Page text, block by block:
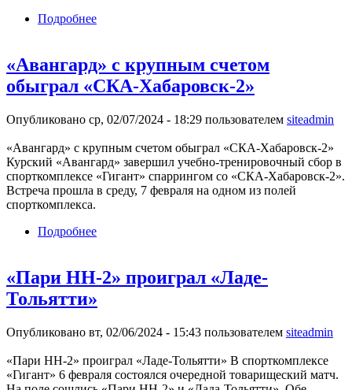
Подробнее
«Авангард» с крупным счетом
обыграл «СКА-Хабаровск-2»
Опубликовано ср, 02/07/2024 - 18:29 пользователем siteadmin
«Авангард» с крупным счетом обыграл «СКА-Хабаровск-2»
Курский «Авангард» завершил учебно-тренировочный сбор в
спорткомплексе «Гигант» спаррингом со «СКА-Хабаровск-2».
Встреча прошла в среду, 7 февраля на одном из полей
спорткомплекса.
Подробнее
«Пари НН-2» проиграл «Ладе-
Тольятти»
Опубликовано вт, 02/06/2024 - 15:43 пользователем siteadmin
«Пари НН-2» проиграл «Ладе-Тольятти» В спорткомплексе
«Гигант» 6 февраля состоялся очередной товарищеский матч.